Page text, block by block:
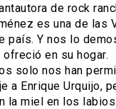
de rock
es una de las
país. Y nos lo
en su hogar.
solo nos han
a Enrique Urquijo,
la miel en los